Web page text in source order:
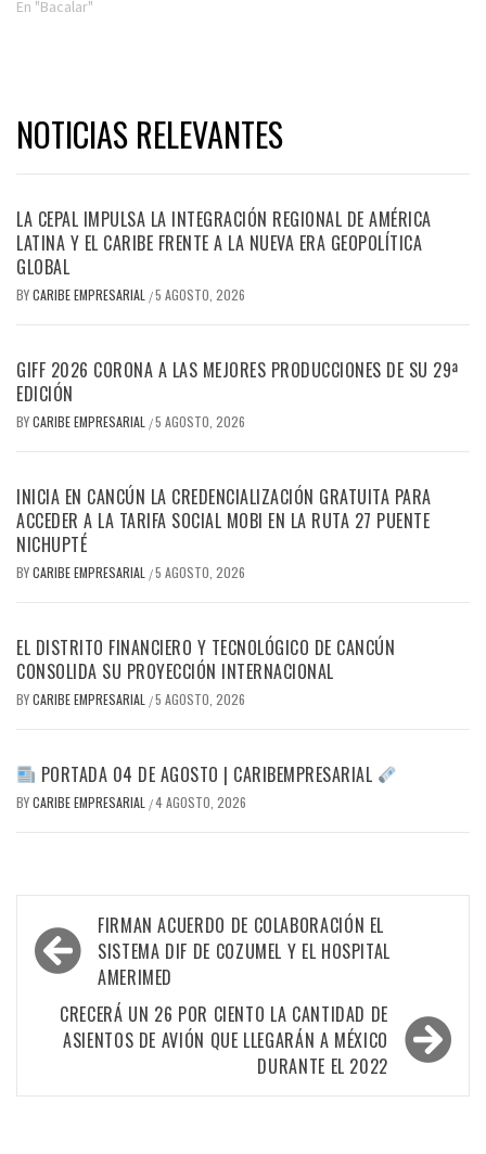
En "Bacalar"
NOTICIAS RELEVANTES
LA CEPAL IMPULSA LA INTEGRACIÓN REGIONAL DE AMÉRICA
LATINA Y EL CARIBE FRENTE A LA NUEVA ERA GEOPOLÍTICA
GLOBAL
BYCARIBE EMPRESARIAL /5 AGOSTO, 2026
GIFF 2026 CORONA A LAS MEJORES PRODUCCIONES DE SU 29ª
EDICIÓN
BYCARIBE EMPRESARIAL /5 AGOSTO, 2026
INICIA EN CANCÚN LA CREDENCIALIZACIÓN GRATUITA PARA
ACCEDER A LA TARIFA SOCIAL MOBI EN LA RUTA 27 PUENTE
NICHUPTÉ
BYCARIBE EMPRESARIAL /5 AGOSTO, 2026
EL DISTRITO FINANCIERO Y TECNOLÓGICO DE CANCÚN
CONSOLIDA SU PROYECCIÓN INTERNACIONAL
BYCARIBE EMPRESARIAL /5 AGOSTO, 2026
PORTADA 04 DE AGOSTO | CARIBEMPRESARIAL
BYCARIBE EMPRESARIAL /4 AGOSTO, 2026
Navegación
de
entradas
FIRMAN ACUERDO DE COLABORACIÓN EL
SISTEMA DIF DE COZUMEL Y EL HOSPITAL
AMERIMED
CRECERÁ UN 26 POR CIENTO LA CANTIDAD DE
ASIENTOS DE AVIÓN QUE LLEGARÁN A MÉXICO
DURANTE EL 2022